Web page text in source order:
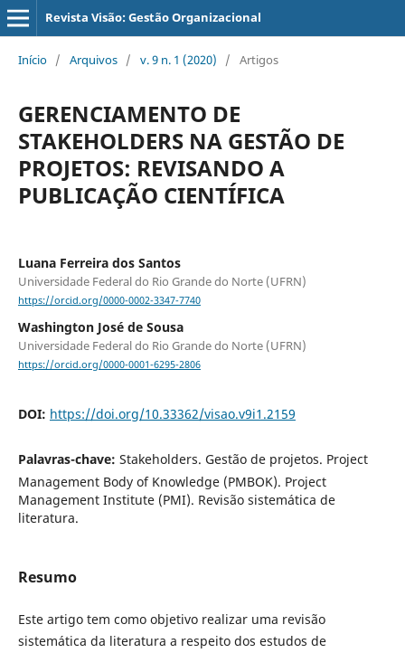
Revista Visão: Gestão Organizacional
Início / Arquivos / v. 9 n. 1 (2020) / Artigos
GERENCIAMENTO DE
STAKEHOLDERS NA GESTÃO DE
PROJETOS: REVISANDO A
PUBLICAÇÃO CIENTÍFICA
Luana Ferreira dos Santos
Universidade Federal do Rio Grande do Norte (UFRN)
https://orcid.org/0000-0002-3347-7740
Washington José de Sousa
Universidade Federal do Rio Grande do Norte (UFRN)
https://orcid.org/0000-0001-6295-2806
DOI: https://doi.org/10.33362/visao.v9i1.2159
Palavras-chave: Stakeholders. Gestão de projetos. Project
Management Body of Knowledge (PMBOK). Project
Management Institute (PMI). Revisão sistemática de
literatura.
Resumo
Este artigo tem como objetivo realizar uma revisão
sistemática da literatura a respeito dos estudos de